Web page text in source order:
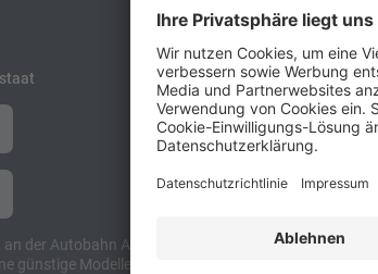
LMC
an der Autobahn A8 zwischen München und
günstige Modelle suchen, etwa kompakte Camper